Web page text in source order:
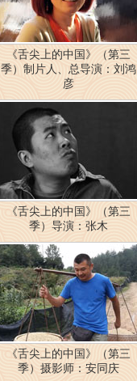
《舌尖上的中国》（第三
季）制片人、总导演：刘鸿
彦
《舌尖上的中国》（第三
季）导演：张木
《舌尖上的中国》（第三
季）摄影师：安同庆